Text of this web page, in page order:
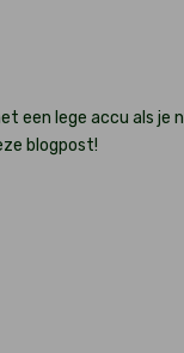
een lege accu als je
blogpost!